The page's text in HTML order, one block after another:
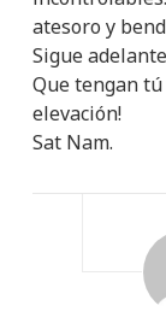
atesoro y
Sigue
Que tengan
elevación!
Sat Nam.